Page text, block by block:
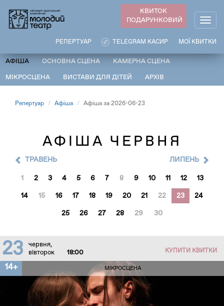
основного
КВИТОК
ПОДАРУНКОВИЙ
МОЇ КВИТКИ
TELEGRAM КАСИР
РЕПЕРТУАР
АФІША ОСНОВНА СЦЕНА КАМЕРНА СЦЕНА
МІКРОСЦЕНА ВИСТАВИ ДЛЯ ДІТЕЙ АРХІВ
Репертуар Афіша Афіша за 2026-06-23
АФІША ЧЕРВНЯ
ТРАВЕНЬ
1 2 3 4 5 6 7 8 9 10 11 12 13
14 15 16 17 18 19 20 21 22 23 24
25 26 27 28 29 30
ЛИПЕНЬ
23
червня,
вівторок
18:00 КУПИТИ КВИТКИ
14+ МІКРОСЦЕНА